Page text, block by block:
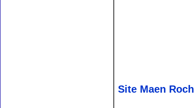
Site Maen Roch